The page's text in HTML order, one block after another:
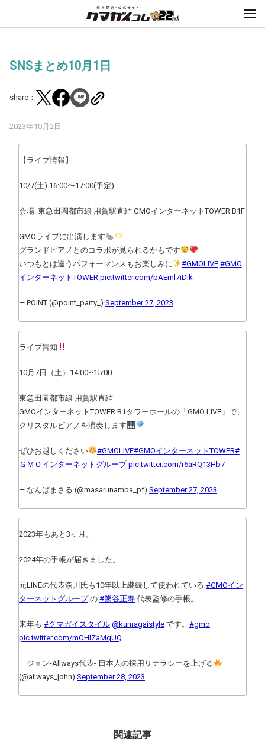
SNSまとめ10月1日
share：
2023年10月2日
【ライブ情報】
10/7(土) 16:00〜17:00(予定)
会場: 東急田園都市線 用賀駅直結 GMOインターネットTOWER B1F
GMOライブに出演します
グランドピアノとのコラボが見られるかもです
いつもとは違うパフォーマンスもお楽しみに
#GMOLIVE #GMO
インターネットTOWER pic.twitter.com/bAEml7iDIk
— POiNT (@point_party_) September 27, 2023
ライブ告知
10月7日（土）14:00~15:00
東急田園都市線 用賀駅直結
GMOインターネットTOWER B1タワーホールの「GMO LIVE」で、
クリスタルピアノを演奏します
ぜひお越しください #GMOLIVE#GMOインターネットTOWER#
ＧＭＯインターネットグループ pic.twitter.com/r6aRQ13Hb7
— なんばまさる (@masarunamba_pf) September 27, 2023
2023年もあと3ヶ月。
2024年の手帳が届きました。
元LINEの代表森川氏も10年以上継続して使われている #GMOイン
ターネットグループの #熊谷正寿 代表監修の手帳。
来年も #クマガイスタイル @kumagaistyle です。 #gmo
pic.twitter.com/mOHIZaMqUQ
— ジョン-Allways代表- 日本人の採用リテラシーを上げる
(@allways_john) September 28, 2023
関連記事